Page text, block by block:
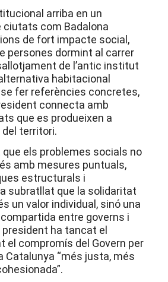
arriba en un
ciutats com Badalona
de fort impacte social,
persones dormint al carrer
de l’antic institut
habitacional
fer referències concretes,
connecta amb
que es produeixen a
territori.
els problemes socials no
amb mesures puntuals,
estructurals i
subratllat que la solidaritat
un valor individual, sinó una
entre governs i
ha tancat el
el compromís del Govern per
Catalunya “més justa, més